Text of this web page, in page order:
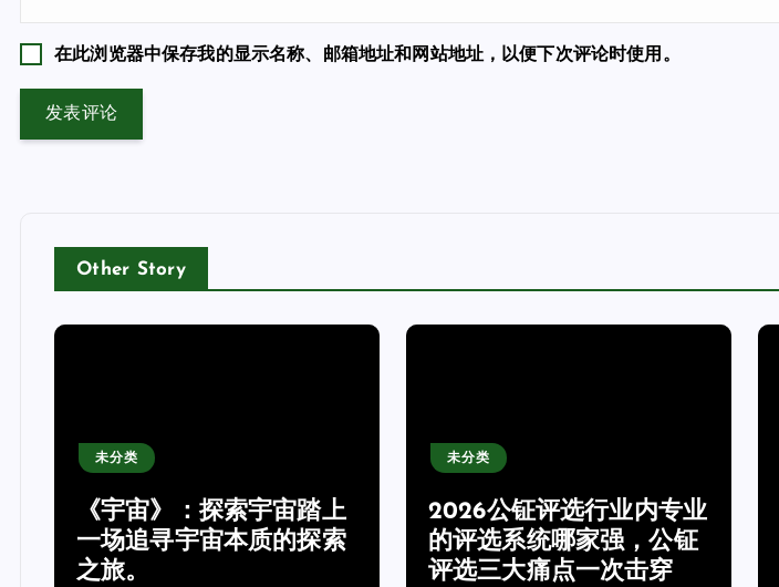
在此浏览器中保存我的显示名称、邮箱地址和网站地址，以便下次评论时使用。
Other Story
未分类
《宇宙》：探索宇宙踏上
一场追寻宇宙本质的探索
之旅。
未分类
2026公钲评选行业内专业
的评选系统哪家强，公钲
评选三大痛点一次击穿